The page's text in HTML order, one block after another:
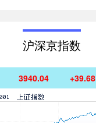
沪深京指数
3940.04 +39.68